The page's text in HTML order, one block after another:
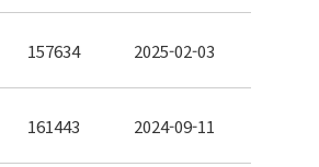
157634 2025-02-03
161443 2024-09-11